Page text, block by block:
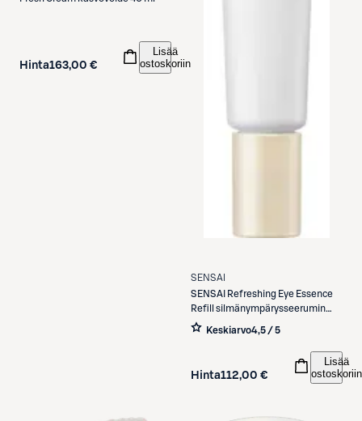
Hinta163,00 €
Lisää
ostoskoriin
SENSAI
SENSAI Refreshing Eye Essence
Refill silmänympärysseerumin
täyttöpakkaus 20 ml
Keskiarvo4,5 / 5
Hinta112,00 €
Lisää
ostoskoriin